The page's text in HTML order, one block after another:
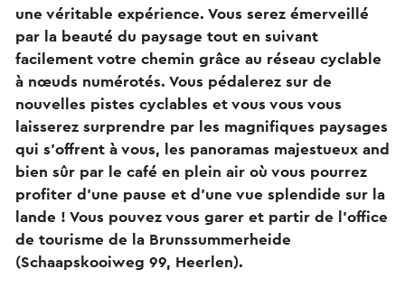
une véritable expérience. Vous serez émerveillé
par la beauté du paysage tout en suivant
facilement votre chemin grâce au réseau cyclable
à nœuds numérotés. Vous pédalerez sur de
nouvelles pistes cyclables et vous vous vous
laisserez surprendre par les magnifiques paysages
qui s'offrent à vous, les panoramas majestueux and
bien sûr par le café en plein air où vous pourrez
profiter d'une pause et d'une vue splendide sur la
lande ! Vous pouvez vous garer et partir de l'office
de tourisme de la Brunssummerheide
(Schaapskooiweg 99, Heerlen).